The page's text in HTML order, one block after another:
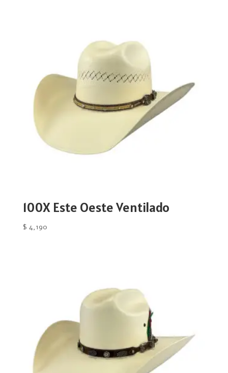
100X Este Oeste Ventilado
$ 4,190